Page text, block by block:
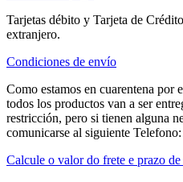
Tarjetas débito y Tarjeta de
extranjero.
Condiciones de envío
Como estamos en cuarentena
todos los productos van a ser
restricción, pero si tienen alguna
comunicarse al siguiente
Calcule o valor do frete e prazo de